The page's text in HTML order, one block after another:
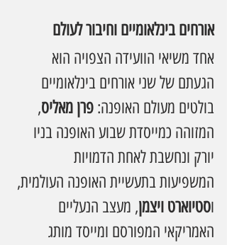
אורחים בינלאומיים וחיבור לעולם
אחד משיאי הוועידה הצפויה הוא
הגעתם של שני אורחים בינלאומיים
בולטים מעולם האופנה: פרן מאליס,
המזוהה כמייסדת שבוע האופנה בניו
יורק ונחשבת לאחת הדמויות
המשפיעות בתעשיית האופנה העולמית,
וסטיוארט ויצמן, מעצב הנעליים
האמריקאי המפורסם ומייסד מותג